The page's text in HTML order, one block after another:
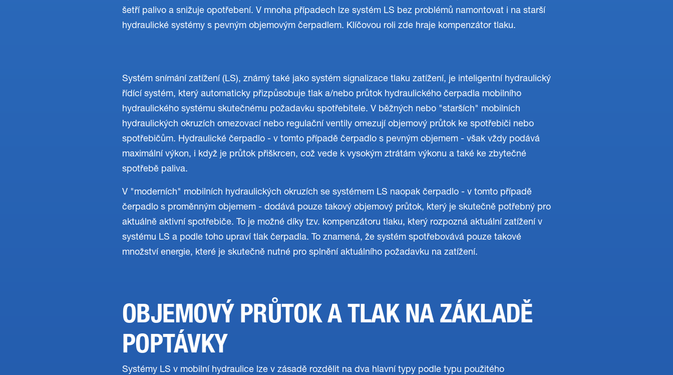
šetří palivo a snižuje opotřebení. V mnoha případech lze systém LS bez problémů namontovat i na starší
hydraulické systémy s pevným objemovým čerpadlem. Klíčovou roli zde hraje kompenzátor tlaku.
Systém snímání zatížení (LS), známý také jako systém signalizace tlaku zatížení, je inteligentní hydraulický
řídící systém, který automaticky přizpůsobuje tlak a/nebo průtok hydraulického čerpadla mobilního
hydraulického systému skutečnému požadavku spotřebitele. V běžných nebo "starších" mobilních
hydraulických okruzích omezovací nebo regulační ventily omezují objemový průtok ke spotřebiči nebo
spotřebičům. Hydraulické čerpadlo - v tomto případě čerpadlo s pevným objemem - však vždy podává
maximální výkon, i když je průtok přiškrcen, což vede k vysokým ztrátám výkonu a také ke zbytečné
spotřebě paliva.
V "moderních" mobilních hydraulických okruzích se systémem LS naopak čerpadlo - v tomto případě
čerpadlo s proměnným objemem - dodává pouze takový objemový průtok, který je skutečně potřebný pro
aktuálně aktivní spotřebiče. To je možné díky tzv. kompenzátoru tlaku, který rozpozná aktuální zatížení v
systému LS a podle toho upraví tlak čerpadla. To znamená, že systém spotřebovává pouze takové
množství energie, které je skutečně nutné pro splnění aktuálního požadavku na zatížení.
OBJEMOVÝ PRŮTOK A TLAK NA ZÁKLADĚ
POPTÁVKY
Systémy LS v mobilní hydraulice lze v zásadě rozdělit na dva hlavní typy podle typu použitého